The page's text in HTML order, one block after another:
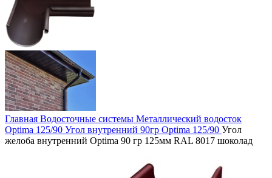
Главная Водосточные системы Металлический водосток
Optima 125/90 Угол внутренний 90гр Optima 125/90 Угол
желоба внутренний Optima 90 гр 125мм RAL 8017 шоколад